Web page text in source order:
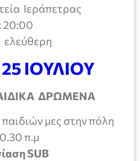
Ιεράπετρας
20:00
ελεύθερη
ΙΟΥΛΙΟΥ
ΔΡΩΜΕΝΑ
μες στην πόλη
π.μ
SUB